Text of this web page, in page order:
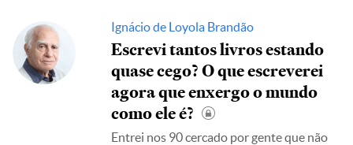
Ignácio de Loyola Brandão
Escrevi tantos livros estando
quase cego? O que escreverei
agora que enxergo o mundo
como ele é?
Entrei nos 90 cercado por gente que não